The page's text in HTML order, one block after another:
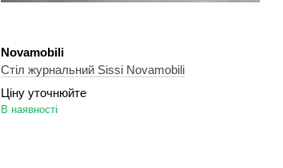
Novamobili
Стіл журнальний Sissi Novamobili
Ціну уточнюйте
В наявності